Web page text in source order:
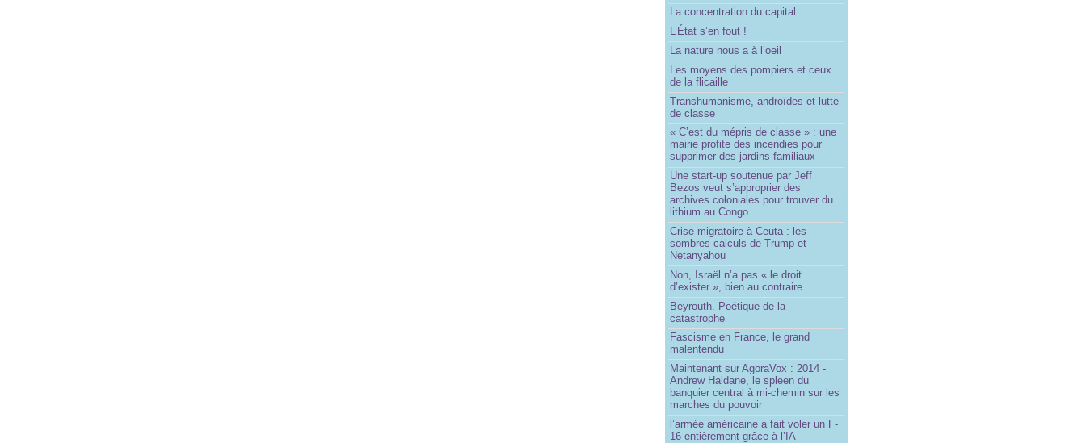
La concentration du capital
L’État s’en fout !
La nature nous a à l’oeil
Les moyens des pompiers et ceux
de la flicaille
Transhumanisme, androïdes et lutte
de classe
« C’est du mépris de classe » : une
mairie profite des incendies pour
supprimer des jardins familiaux
Une start-up soutenue par Jeff
Bezos veut s’approprier des
archives coloniales pour trouver du
lithium au Congo
Crise migratoire à Ceuta : les
sombres calculs de Trump et
Netanyahou
Non, Israël n’a pas « le droit
d’exister », bien au contraire
Beyrouth. Poétique de la
catastrophe
Fascisme en France, le grand
malentendu
Maintenant sur AgoraVox : 2014 -
Andrew Haldane, le spleen du
banquier central à mi-chemin sur les
marches du pouvoir
l’armée américaine a fait voler un F-
16 entièrement grâce à l’IA